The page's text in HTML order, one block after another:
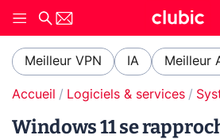
Meilleur VPN IA Meilleur
Accueil Logiciels & services
Windows 11 se